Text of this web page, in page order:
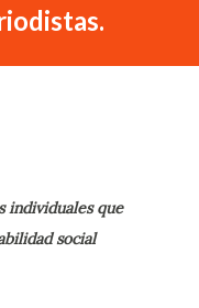
individuales que
social